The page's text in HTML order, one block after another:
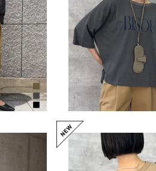
ンツ（N
）
ピグメントロゴTシ
56262926
¥10,780